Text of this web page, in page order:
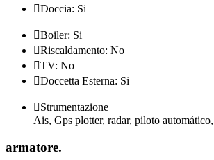
Doccia: Si
Boiler: Si
Riscaldamento: No
TV: No
Doccetta Esterna: Si
Strumentazione
Ais, Gps plotter, radar, piloto
armatore.